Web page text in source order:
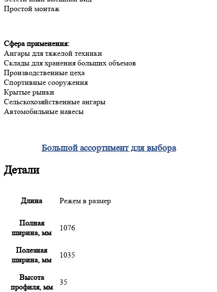
Простой монтаж
Сфера применения:
Ангары для тяжелой техники
Склады для хранения больших объемов
Производственные цеха
Спортивные сооружения
Крытые рынки
Сельскохозяйственные ангары
Автомобильные навесы
Большой ассортимент для выбора
Детали
Длина Режем в размер
Полная
ширина, мм
1076
Полезная
ширина, мм
1035
Высота
профиля, мм
35